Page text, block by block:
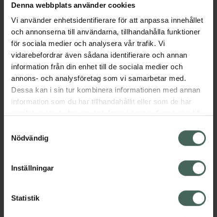
Denna webbplats använder cookies
Vi använder enhetsidentifierare för att anpassa innehållet
och annonserna till användarna, tillhandahålla funktioner
för sociala medier och analysera vår trafik. Vi
vidarebefordrar även sådana identifierare och annan
information från din enhet till de sociala medier och
annons- och analysföretag som vi samarbetar med.
Dessa kan i sin tur kombinera informationen med annan
information som du har tillhandahållit eller som de har
återkalla ditt samtycke via webbplatsens
cookieinställningar. Ett återkallat samtycke påverkar inte
lagligheten av behandling som skett innan återkallelsen.
Nödvändig
Inställningar
Statistik
Beskrivning Dölj
Medicinteknisk produkt.
Tillverkaren garanterar genom
CE-märkning att produkten är
säker att använda och uppfyller
utformat för mycket smärtsamma blåsor.
20% extra tryckavlastning jämfört med
Compeed® Skavsårsplåster Medium.
vattentät och andningsbart plåster som